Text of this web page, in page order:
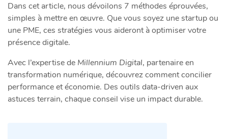
Dans cet article, nous dévoilons 7 méthodes éprouvées,
simples à mettre en œuvre. Que vous soyez une startup ou
une PME, ces stratégies vous aideront à optimiser votre
présence digitale.
Avec l’expertise de Millennium Digital, partenaire en
transformation numérique, découvrez comment concilier
performance et économie. Des outils data-driven aux
astuces terrain, chaque conseil vise un impact durable.